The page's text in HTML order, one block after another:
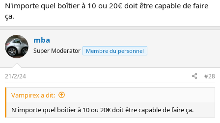
N'importe quel boîtier à 10 ou 20€ doit être capable de faire
ça.
mba
Super Moderator Membre du personnel
21/2/24 #28
Vampirex a dit:
N'importe quel boîtier à 10 ou 20€ doit être capable de faire ça.